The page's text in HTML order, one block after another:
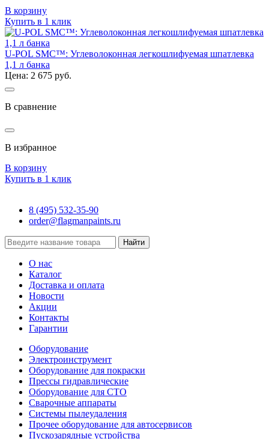
В корзину
Купить в 1 клик
U-POL SMC™: Углеволоконная легкошлифуемая шпатлевка
1,1 л банка
Цена: 2 675 руб.
В сравнение
В избранное
В корзину
Купить в 1 клик
8 (495) 532-35-90
order@flagmanpaints.ru
Найти
О нас
Каталог
Доставка и оплата
Новости
Акции
Контакты
Гарантии
Оборудование
Электроинструмент
Оборудование для покраски
Прессы гидравлические
Оборудование для СТО
Сварочные аппараты
Системы пылеудаления
Прочее оборудование для автосервисов
Пускозарядные устройства